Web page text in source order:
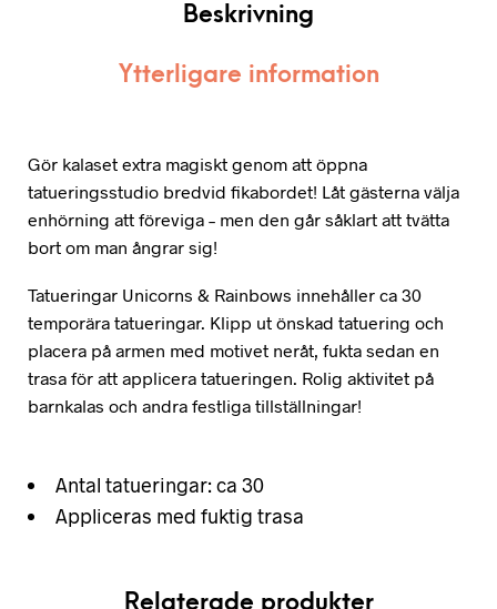
Beskrivning
Ytterligare information
Gör kalaset extra magiskt genom att öppna
tatueringsstudio bredvid fikabordet! Låt gästerna välja
enhörning att föreviga – men den går såklart att tvätta
bort om man ångrar sig!
Tatueringar Unicorns & Rainbows innehåller ca 30
temporära tatueringar. Klipp ut önskad tatuering och
placera på armen med motivet neråt, fukta sedan en
trasa för att applicera tatueringen. Rolig aktivitet på
barnkalas och andra festliga tillställningar!
Antal tatueringar: ca 30
Appliceras med fuktig trasa
Relaterade produkter